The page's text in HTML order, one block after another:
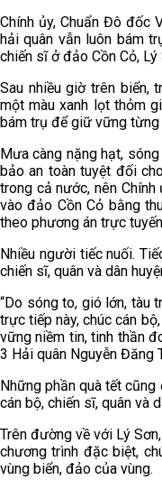
Chính ủy, Chuẩn Đô đốc
hải quân vẫn luôn bám
chiến sĩ ở đảo Cồn Cỏ,
Sau nhiều giờ trên biển,
một màu xanh lọt thỏm
bám trụ để giữ vững
Mưa càng nặng hạt,
bảo an toàn tuyệt đối
trong cả nước, nên
vào đảo Cồn Cỏ bằng
theo phương án trực
Nhiều người tiếc nuối.
chiến sĩ, quân và dân
“Do sóng to, gió lớn, tàu
trực tiếp này, chúc cán
vững niềm tin, tinh thần
3 Hải quân Nguyễn Đăng
Những phần quà tết
cán bộ, chiến sĩ, quân và
Trên đường về với Lý
chương trình đặc biệt,
vùng biển, đảo của vùng.